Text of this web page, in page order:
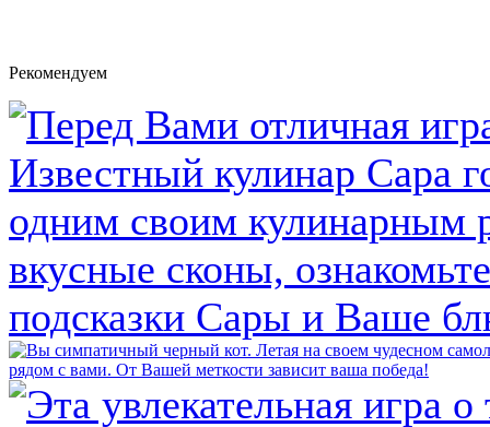
Рекомендуем